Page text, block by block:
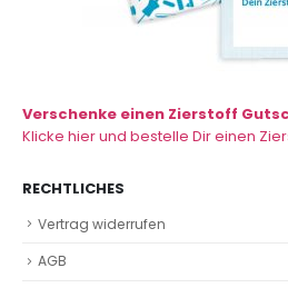
Verschenke einen Zierstoff
Klicke hier und bestelle Dir einen
RECHTLICHES
Vertrag widerrufen
AGB